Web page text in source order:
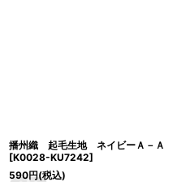
播州織 起毛生地 ネイビーＡ－Ａ
[K0028-KU7242]
590円(税込)